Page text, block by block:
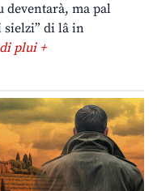
deventarà, ma pal
sielzi” di lâ in
plui +